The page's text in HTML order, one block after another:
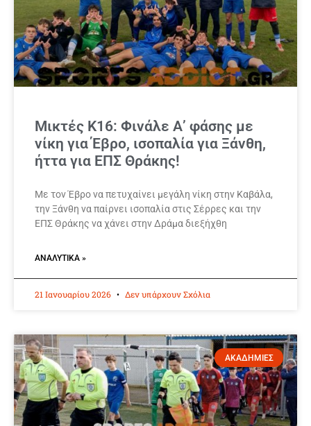
Μικτές Κ16: Φινάλε Α’ φάσης με
νίκη για Έβρο, ισοπαλία για Ξάνθη,
ήττα για ΕΠΣ Θράκης!
Με τον Έβρο να πετυχαίνει μεγάλη νίκη στην Καβάλα,
την Ξάνθη να παίρνει ισοπαλία στις Σέρρες και την
ΕΠΣ Θράκης να χάνει στην Δράμα διεξήχθη
ΑΝΑΛΥΤΙΚΆ »
21 Ιανουαρίου 2026 Δεν υπάρχουν Σχόλια
ΑΚΑΔΗΜΙΕΣ